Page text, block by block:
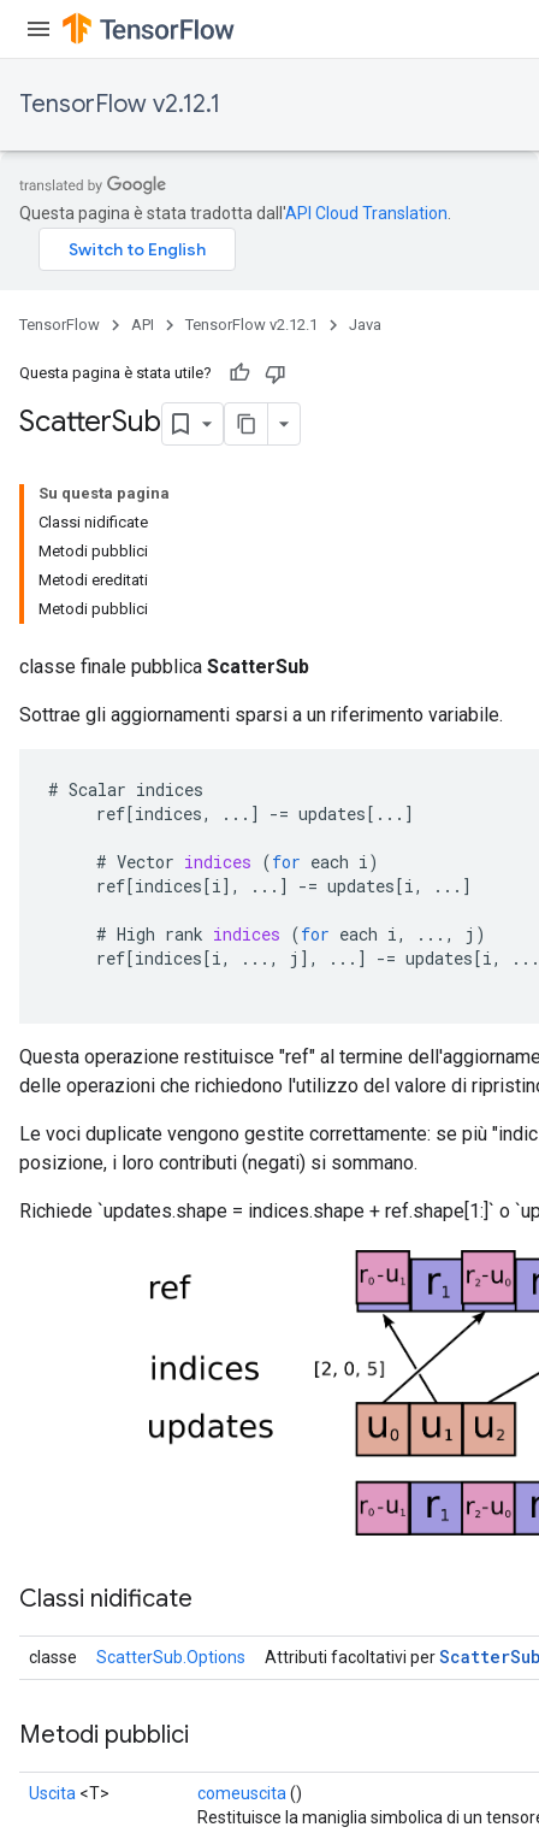
TensorFlow v2.12.1
Questa pagina è stata tradotta dall'API Cloud Translation
TensorFlow API TensorFlow v2.12.1 Java
Questa pagina è stata utile?
ScatterSub
Su questa pagina
Classi nidificate
Metodi pubblici
Metodi ereditati
Metodi pubblici
classe finale pubblica ScatterSub
Sottrae gli aggiornamenti sparsi a un riferimento variabile.
# Scalar indices
ref[indices, ... ] -= updates[ ... ]
# Vector indices (for each i)
ref[indices[i] , ... ] -= updates[i, ... ]
# High rank indices (for each i, ..., j )
ref[indices[i, ..., j ] , ... ] -= updates[i,
Questa operazione restituisce "ref" al termine
delle operazioni che richiedono l'utilizzo del valore di
Le voci duplicate vengono gestite correttamente: se più
posizione, i loro contributi (negati) si sommano.
Richiede `updates.shape = indices.shape + ref.shape[1:]` o
Classi nidificate
classe ScatterSub.Options Attributi facoltativi perScatterSub
Metodi pubblici
Uscita <T> comeuscita()
Restituisce la maniglia simbolica di un